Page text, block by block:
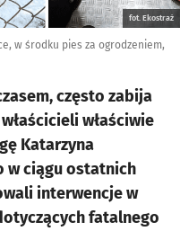
fot. Ekostraż
w środku pies za ogrodzeniem,
często zabija
właściwie
Katarzyna
w ciągu ostatnich
interwencje w
fatalnego